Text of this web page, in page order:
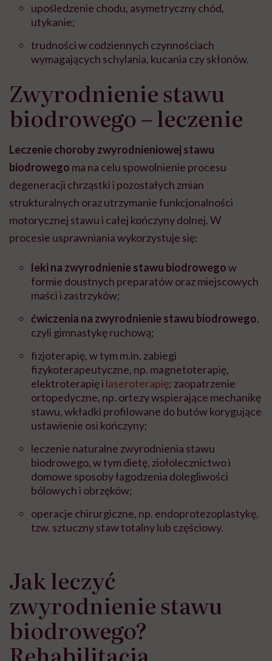
upośledzenie chodu, asymetryczny chód,
utykanie;
trudności w codziennych czynnościach
wymagających schylania, kucania czy skłonów.
Zwyrodnienie stawu
biodrowego – leczenie
Leczeniechoroby zwyrodnieniowej stawu
biodrowego ma na celu spowolnienie procesu
degeneracji chrząstki i pozostałych zmian
strukturalnych oraz utrzymanie funkcjonalności
motorycznej stawu i całej kończyny dolnej. W
procesie usprawniania wykorzystuje się:
leki na zwyrodnienie stawu biodrowegow
formie doustnych preparatów oraz miejscowych
maści i zastrzyków;
ćwiczenia na zwyrodnienie stawu biodrowego,
czyli gimnastykę ruchową;
fizjoterapię, w tym m.in. zabiegi
fizykoterapeutyczne, np. magnetoterapię,
elektroterapię i laseroterapię; zaopatrzenie
ortopedyczne, np. ortezy wspierające mechanikę
stawu, wkładki profilowane do butów korygujące
ustawienie osi kończyny;
leczenie naturalne zwyrodnienia stawu
biodrowego, w tym dietę, ziołolecznictwo i
domowe sposoby łagodzenia dolegliwości
bólowych i obrzęków;
operacje chirurgiczne, np. endoprotezoplastykę,
tzw. sztuczny staw totalny lub częściowy.
Jak leczyć
zwyrodnienie stawu
biodrowego?
Rehabilitacja